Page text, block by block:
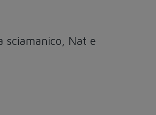
sciamanico, Nat e